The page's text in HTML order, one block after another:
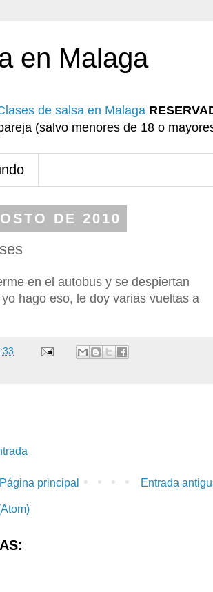
en Malaga
de salsa en Malaga
(salvo menores de 18 o
DE 2010
en el autobus y se despiertan
hago eso, le doy varias vueltas a
Entrada
Página principal